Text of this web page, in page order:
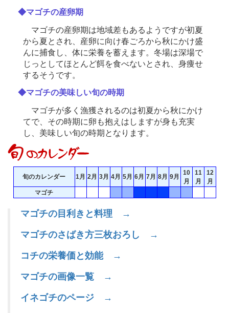
◆マゴチの産卵期
マゴチの産卵期は地域差もあるようですが初夏
から夏とされ、産卵に向け春ごろから秋にかけ盛
んに捕食し、体に栄養を蓄えます。冬場は深場で
じっとしてほとんど餌を食べないとされ、身痩せ
するそうです。
◆マゴチの美味しい旬の時期
マゴチが多く漁獲されるのは初夏から秋にかけ
てで、その時期に卵も抱えはしますが身も充実
し、美味しい旬の時期となります。
旬のカレンダー 1月 2月 3月 4月 5月 6月 7月 8月 9月
10
月
11
月
12
月
マゴチ
マゴチの目利きと料理 →
マゴチのさばき方三枚おろし →
コチの栄養価と効能 →
マゴチの画像一覧 →
イネゴチのページ →